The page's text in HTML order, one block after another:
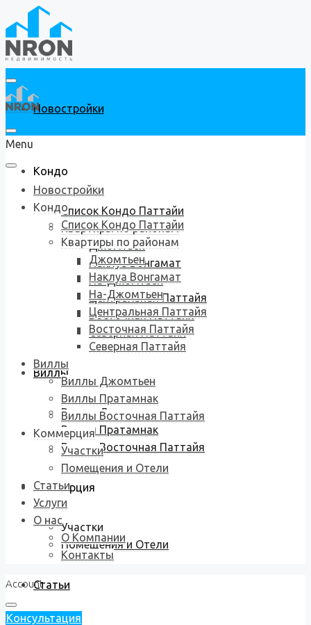
Новостройки
Кондо
Список Кондо Паттайи
Квартиры по районам
Джомтьен
Наклуа Вонгамат
На-Джомтьен
Центральная Паттайя
Восточная Паттайя
Северная Паттайя
Виллы
Виллы Джомтьен
Виллы Пратамнак
Виллы Восточная Паттайя
Коммерция
Участки
Помещения и Отели
Статьи
Menu
Новостройки
Кондо
Список Кондо Паттайи
Квартиры по районам
Джомтьен
Наклуа Вонгамат
На-Джомтьен
Центральная Паттайя
Восточная Паттайя
Северная Паттайя
Виллы
Виллы Джомтьен
Виллы Пратамнак
Виллы Восточная Паттайя
Коммерция
Участки
Помещения и Отели
Статьи
Услуги
О нас
О Компании
Контакты
Account
Консультация